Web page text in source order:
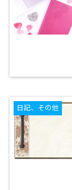
日記、その他